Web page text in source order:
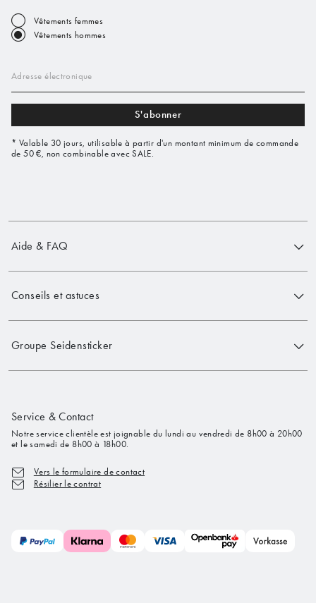
Vêtements femmes
Vêtements hommes
Adresse électronique
S'abonner
* Valable 30 jours, utilisable à partir d'un montant minimum de commande
de 50 €, non combinable avec SALE.
Aide & FAQ
Conseils et astuces
Groupe Seidensticker
Service & Contact
Notre service clientèle est joignable du lundi au vendredi de 8h00 à 20h00
et le samedi de 8h00 à 18h00.
Vers le formulaire de contact
Résilier le contrat